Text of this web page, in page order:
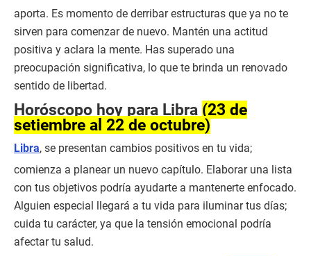
aporta. Es momento de derribar estructuras que ya no te
sirven para comenzar de nuevo. Mantén una actitud
positiva y aclara la mente. Has superado una
preocupación significativa, lo que te brinda un renovado
sentido de libertad.
Horóscopo hoy para Libra (23 de
setiembre al 22 de octubre)
Libra, se presentan cambios positivos en tu vida;
comienza a planear un nuevo capítulo. Elaborar una lista
con tus objetivos podría ayudarte a mantenerte enfocado.
Alguien especial llegará a tu vida para iluminar tus días;
cuida tu carácter, ya que la tensión emocional podría
afectar tu salud.